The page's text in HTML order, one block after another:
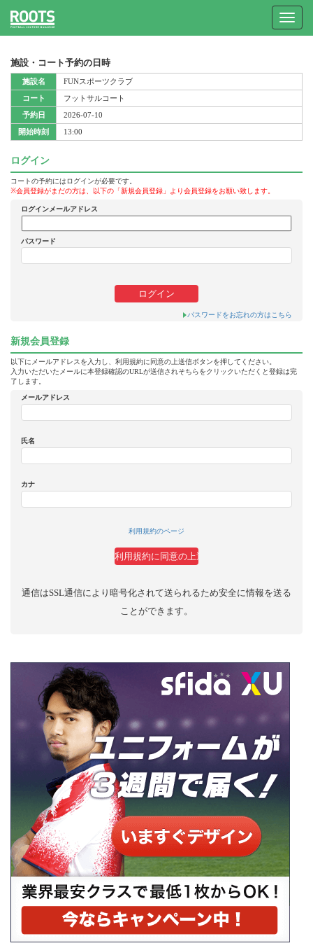
Toggle
施設・コート予約の日時
施設名
コート
予約日
開始時刻
FUNスポーツクラブ
フットサルコート
2026-07-10
13:00
ログイン
コートの予約にはログインが必要です。
※会員登録がまだの方は、以下の「新規会員登録」より会員登録をお願い致します。
ログインメールアドレス
パスワード
パスワードをお忘れの方はこちら
新規会員登録
以下にメールアドレスを入力し、利用規約に同意の上送信ボタンを押してください。
入力いただいたメールに本登録確認のURLが送信されそちらをクリックいただくと登録は完
了します。
メールアドレス
氏名
カナ
利用規約のページ
通信はSSL通信により暗号化されて送られるため安全に情報を送る
ことができます。